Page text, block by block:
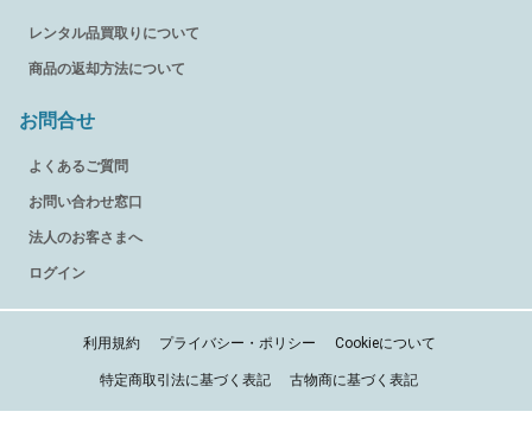
レンタル品買取りについて
商品の返却方法について
お問合せ
よくあるご質問
お問い合わせ窓口
法人のお客さまへ
ログイン
利用規約 プライバシー・ポリシー Cookieについて
特定商取引法に基づく表記 古物商に基づく表記